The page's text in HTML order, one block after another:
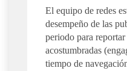
El equipo de redes
desempeño de las
periodo para
acostumbradas
tiempo de